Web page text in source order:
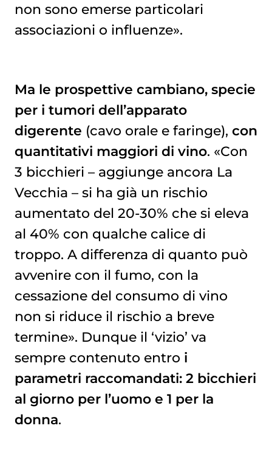
non sono emerse particolari
associazioni o influenze».
Ma le prospettive cambiano, specie
per i tumori dell’apparato
digerente (cavo orale e faringe), con
quantitativi maggiori di vino. «Con
3 bicchieri – aggiunge ancora La
Vecchia – si ha già un rischio
aumentato del 20-30% che si eleva
al 40% con qualche calice di
troppo. A differenza di quanto può
avvenire con il fumo, con la
cessazione del consumo di vino
non si riduce il rischio a breve
termine». Dunque il ‘vizio’ va
sempre contenuto entro i
parametri raccomandati: 2 bicchieri
al giorno per l’uomo e 1 per la
donna.